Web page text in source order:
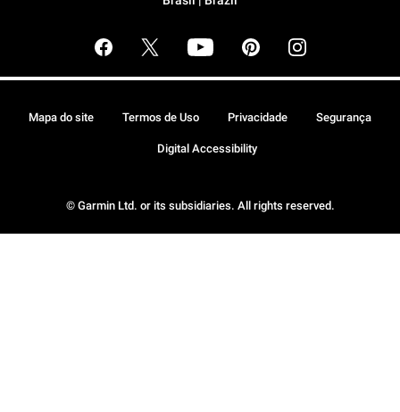
© Garmin Ltd. or its subsidiaries. All rights reserved.
Mapa do site Termos de Uso Privacidade Segurança
Digital Accessibility